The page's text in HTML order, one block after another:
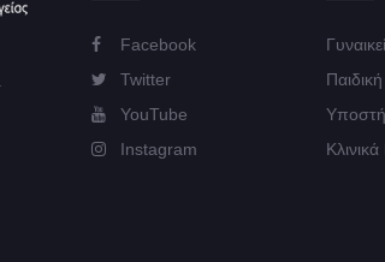
Facebook
Twitter
YouTube
Instagram